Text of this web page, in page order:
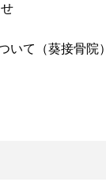
いて（葵接骨院）